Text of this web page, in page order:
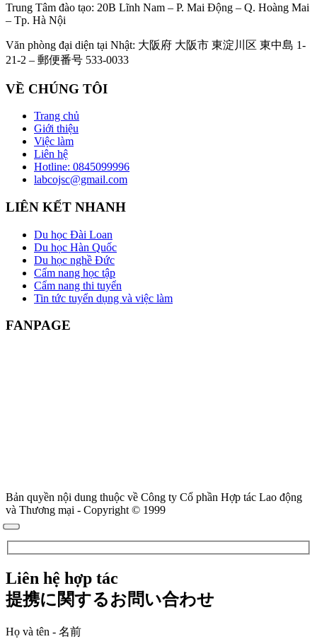
Trung Tâm đào tạo: 20B Lĩnh Nam – P. Mai Động – Q. Hoàng Mai
– Tp. Hà Nội
Văn phòng đại diện tại Nhật: 大阪府 大阪市 東淀川区 東中島 1-
21-2 – 郵便番号 533-0033
VỀ CHÚNG TÔI
Trang chủ
Giới thiệu
Việc làm
Liên hệ
Hotline: 0845099996
labcojsc@gmail.com
LIÊN KẾT NHANH
Du học Đài Loan
Du học Hàn Quốc
Du học nghề Đức
Cẩm nang học tập
Cẩm nang thi tuyển
Tin tức tuyển dụng và việc làm
FANPAGE
Bản quyền nội dung thuộc về Công ty Cổ phần Hợp tác Lao động
và Thương mại - Copyright © 1999
Liên hệ hợp tác
提携に関するお問い合わせ
Họ và tên - 名前